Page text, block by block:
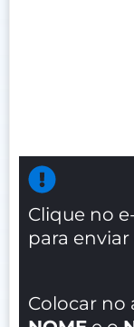
Clique no
para
Colocar no